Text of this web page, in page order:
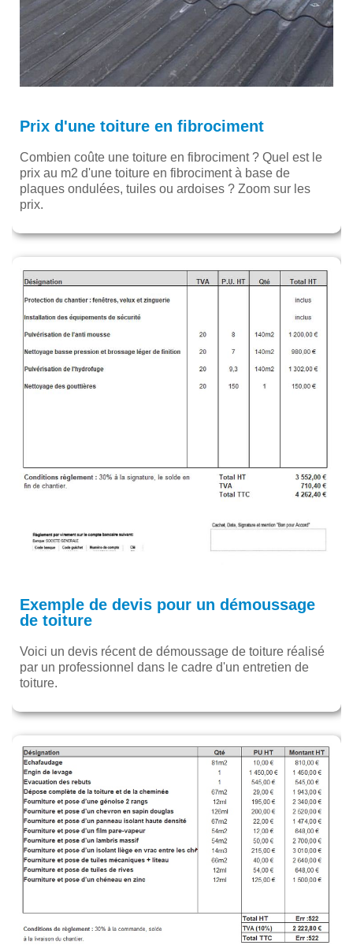
Prix d'une toiture en fibrociment
Combien coûte une toiture en fibrociment ? Quel est le
prix au m2 d'une toiture en fibrociment à base de
plaques ondulées, tuiles ou ardoises ? Zoom sur les
prix.
Exemple de devis pour un démoussage
de toiture
Voici un devis récent de démoussage de toiture réalisé
par un professionnel dans le cadre d'un entretien de
toiture.